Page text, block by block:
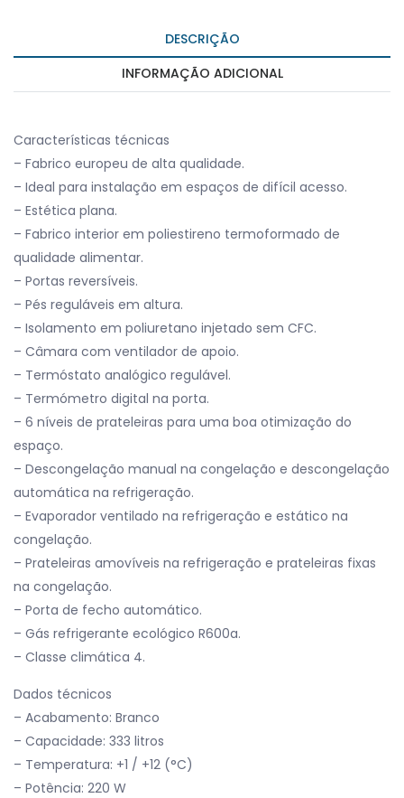
DESCRIÇÃO
INFORMAÇÃO ADICIONAL
Características técnicas
– Fabrico europeu de alta qualidade.
– Ideal para instalação em espaços de difícil acesso.
– Estética plana.
– Fabrico interior em poliestireno termoformado de
qualidade alimentar.
– Portas reversíveis.
– Pés reguláveis em altura.
– Isolamento em poliuretano injetado sem CFC.
– Câmara com ventilador de apoio.
– Termóstato analógico regulável.
– Termómetro digital na porta.
– 6 níveis de prateleiras para uma boa otimização do
espaço.
– Descongelação manual na congelação e descongelação
automática na refrigeração.
– Evaporador ventilado na refrigeração e estático na
congelação.
– Prateleiras amovíveis na refrigeração e prateleiras fixas
na congelação.
– Porta de fecho automático.
– Gás refrigerante ecológico R600a.
– Classe climática 4.
Dados técnicos
– Acabamento: Branco
– Capacidade: 333 litros
– Temperatura: +1 / +12 (°C)
– Potência: 220 W